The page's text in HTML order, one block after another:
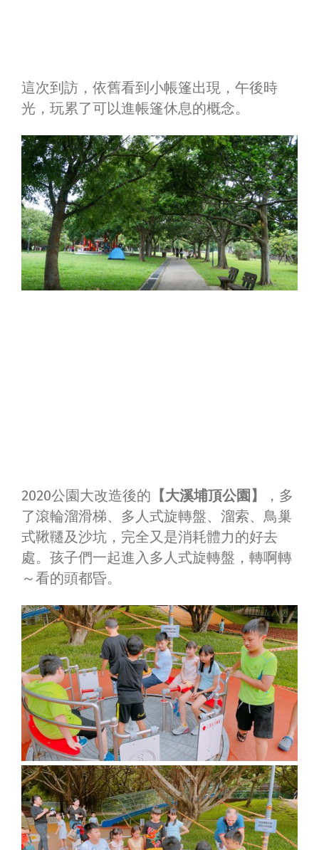
這次到訪，依舊看到小帳篷出現，午後時
光，玩累了可以進帳篷休息的概念。
2020公園大改造後的 【大溪埔頂公園】
，多
了滾輪溜滑梯、多人式旋轉盤、溜索、鳥巢
式鞦韆及沙坑，完全又是消耗體力的好去
處。孩子們一起進入多人式旋轉盤，轉啊轉
～看的頭都昏。